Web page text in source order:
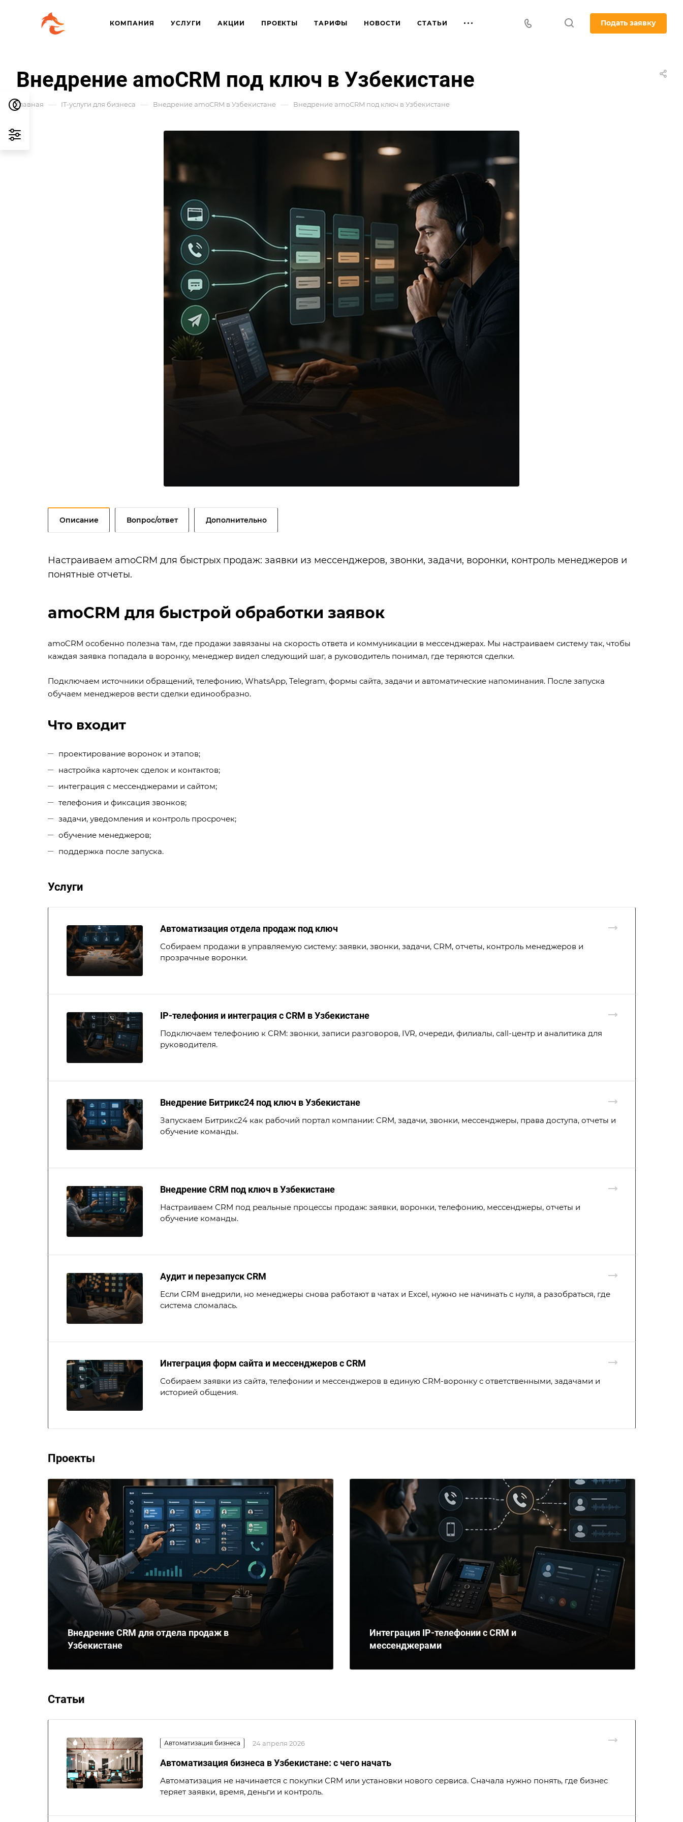
КОМПАНИЯ УСЛУГИ АКЦИИ ПРОЕКТЫ ТАРИФЫ НОВОСТИ СТАТЬИ Подать заявку
Внедрение amoCRM под ключ в Узбекистане
Главная — IT-услуги для бизнеса — Внедрение amoCRM в Узбекистане — Внедрение amoCRM под ключ в Узбекистане
Описание Вопрос/ответ Дополнительно
Настраиваем amoCRM для быстрых продаж: заявки из мессенджеров, звонки, задачи, воронки, контроль менеджеров и
понятные отчеты.
amoCRM для быстрой обработки заявок
amoCRM особенно полезна там, где продажи завязаны на скорость ответа и коммуникации в мессенджерах. Мы настраиваем систему так, чтобы
каждая заявка попадала в воронку, менеджер видел следующий шаг, а руководитель понимал, где теряются сделки.
Подключаем источники обращений, телефонию, WhatsApp, Telegram, формы сайта, задачи и автоматические напоминания. После запуска
обучаем менеджеров вести сделки единообразно.
Что входит
проектирование воронок и этапов;
настройка карточек сделок и контактов;
интеграция с мессенджерами и сайтом;
телефония и фиксация звонков;
задачи, уведомления и контроль просрочек;
обучение менеджеров;
поддержка после запуска.
Услуги
Автоматизация отдела продаж под ключ
Собираем продажи в управляемую систему: заявки, звонки, задачи, CRM, отчеты, контроль менеджеров и
прозрачные воронки.
IP-телефония и интеграция с CRM в Узбекистане
Подключаем телефонию к CRM: звонки, записи разговоров, IVR, очереди, филиалы, call-центр и аналитика для
руководителя.
Внедрение Битрикс24 под ключ в Узбекистане
Запускаем Битрикс24 как рабочий портал компании: CRM, задачи, звонки, мессенджеры, права доступа, отчеты и
обучение команды.
Внедрение CRM под ключ в Узбекистане
Настраиваем CRM под реальные процессы продаж: заявки, воронки, телефонию, мессенджеры, отчеты и
обучение команды.
Аудит и перезапуск CRM
Если CRM внедрили, но менеджеры снова работают в чатах и Excel, нужно не начинать с нуля, а разобраться, где
система сломалась.
Интеграция форм сайта и мессенджеров с CRM
Собираем заявки из сайта, телефонии и мессенджеров в единую CRM-воронку с ответственными, задачами и
историей общения.
Проекты
Внедрение CRM для отдела продаж в
Узбекистане
Интеграция IP-телефонии с CRM и
мессенджерами
Статьи
Автоматизация бизнеса 24 апреля 2026
Автоматизация бизнеса в Узбекистане: с чего начать
Автоматизация не начинается с покупки CRM или установки нового сервиса. Сначала нужно понять, где бизнес
теряет заявки, время, деньги и контроль.